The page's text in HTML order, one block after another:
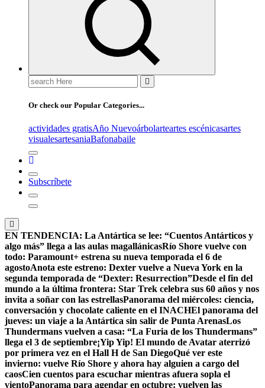
Search
for:
Or check our Popular Categories...
actividades gratisAño Nuevoárbolarteartes escénicasartes
visualesartesaniaBafonabaile
Subscríbete
EN TENDENCIA: La Antártica se lee: “Cuentos Antárticos y
algo más” llega a las aulas magallánicasRío Shore vuelve con
todo: Paramount+ estrena su nueva temporada el 6 de
agostoAnota este estreno: Dexter vuelve a Nueva York en la
segunda temporada de “Dexter: Resurrection”Desde el fin del
mundo a la última frontera: Star Trek celebra sus 60 años y nos
invita a soñar con las estrellasPanorama del miércoles: ciencia,
conversación y chocolate caliente en el INACHEl panorama del
jueves: un viaje a la Antártica sin salir de Punta ArenasLos
Thundermans vuelven a casa: “La Furia de los Thundermans”
llega el 3 de septiembre¡Yip Yip! El mundo de Avatar aterrizó
por primera vez en el Hall H de San DiegoQué ver este
invierno: vuelve Río Shore y ahora hay alguien a cargo del
caosCien cuentos para escuchar mientras afuera sopla el
vientoPanorama para agendar en octubre: vuelven las